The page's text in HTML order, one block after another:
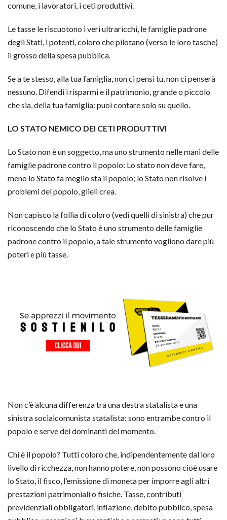
comune, i lavoratori, i ceti produttivi.
Le tasse le riscuotono i veri ultraricchi, le famiglie padrone
degli Stati, i potenti, coloro che pilotano (verso le loro tasche)
il grosso della spesa pubblica.
Se a te stesso, alla tua famiglia, non ci pensi tu, non ci penserà
nessuno. Difendi i risparmi e il patrimonio, grande o piccolo
che sia, della tua famiglia: puoi contare solo su quello.
LO STATO NEMICO DEI CETI PRODUTTIVI
Lo Stato non è un soggetto, ma uno strumento nelle mani delle
famiglie padrone contro il popolo: Lo stato non deve fare,
meno lo Stato fa meglio sta il popolo; lo Stato non risolve i
problemi del popolo, glieli crea.
Non capisco la follia di coloro (vedi quelli di sinistra) che pur
riconoscendo che lo Stato è uno strumento delle famiglie
padrone contro il popolo, a tale strumento vogliono dare più
poteri e più tasse.
Non c’è alcuna differenza tra una destra statalista e una
sinistra socialcomunista statalista: sono entrambe contro il
popolo e serve dei dominanti del momento.
Chi è il popolo? Tutti coloro che, indipendentemente dal loro
livello di ricchezza, non hanno potere, non possono cioè usare
lo Stato, il fisco, l’emissione di moneta per imporre agli altri
prestazioni patrimoniali o fisiche. Tasse, contributi
previdenziali obbligatori, inflazione, debito pubblico, spesa